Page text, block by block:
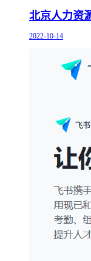
北京人力资
2022-10-14